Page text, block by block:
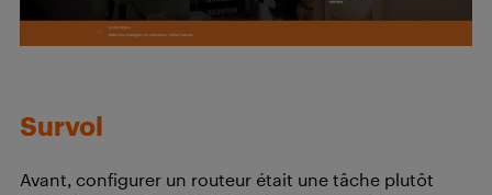
Survol
Avant, configurer un routeur était une tâche plutôt